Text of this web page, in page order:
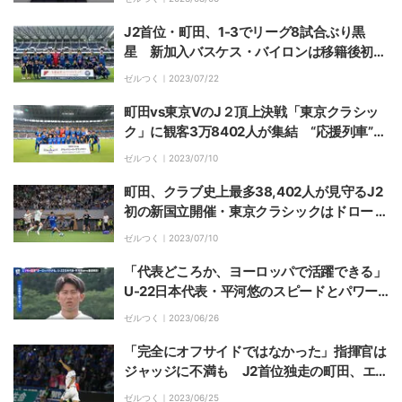
J2首位・町田、1-3でリーグ8試合ぶり黒
星 新加入バスケス・バイロンは移籍後初出
場で1アシストを記録
ゼルつく｜ 2023/07/22
町田vs東京VのJ２頂上決戦「東京クラシッ
ク」に観客3万8402人が集結 “応援列車”も
話題に
ゼルつく｜ 2023/07/10
町田、クラブ史上最多38,402人が見守るJ2
初の新国立開催・東京クラシックはドロー 黒
田剛監督「勇気や感動を見せられるようにし
ゼルつく｜ 2023/07/10
「代表どころか、ヨーロッパで活躍できる」
U-22日本代表・平河悠のスピードとパワー
をブラジル人FWが絶賛「いつか偉大な選手
ゼルつく｜ 2023/06/26
「完全にオフサイドではなかった」指揮官は
ジャッジに不満も J2首位独走の町田、エリ
キが今季11点目を決めて5試合無敗継続中
ゼルつく｜ 2023/06/25